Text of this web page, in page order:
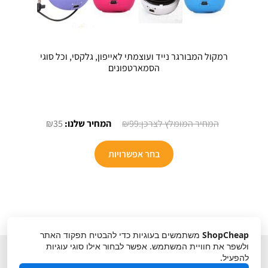
רמקול המבורגר נייד ועוצמתי לאייפון, גלקסי, וכל סוגי
הסמארטפונים
₪99
המחיר
המקורי
היה:
₪99.
₪35 המחיר
בחר אפשרויות
ShopCheap משתמשים בעוגיות כדי להבטיח תפקוד האתר
ולשפר את חוויית המשתמש. אפשר לבחור אילו סוגי עוגיות
להפעיל.